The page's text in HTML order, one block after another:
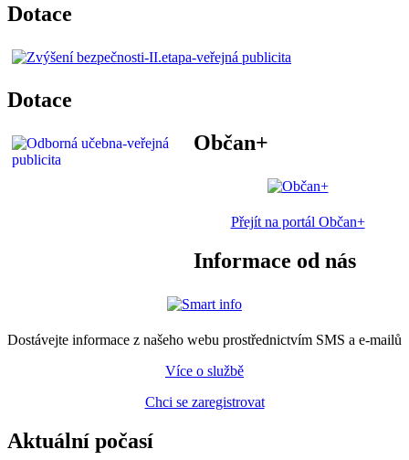
Dotace
Dotace
Občan+
Přejít na portál Občan+
Informace od nás
Dostávejte informace z našeho webu prostřednictvím SMS a e-mailů
Více o službě
Chci se zaregistrovat
Aktuální počasí